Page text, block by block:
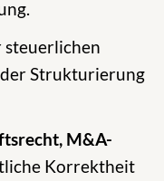
steuerlichen
Strukturierung
M&A-
Korrektheit